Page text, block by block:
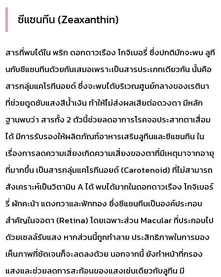
ซีแซนทีน (Zeaxanthin)
สารที่พบได้ใน พริก ดอกดาวเรือง โกจิเบอรี่ ซึ่งปกติมักจะพบ ลูที
นกับซีแซนทีนด้วยกันเสมอเพราะเป็นสารประเภทเดียวกัน นั้นคือ
สารกลุ่มแคโรทีนอยด์ ซึ่งจะพบได้บริเวณศูนย์กลางของเรตินา
ที่ช่วยดูดซับแสงสีน้ำเงิน ทำให้ไม่ส่งผลเสียต่อดวงดา มีหลัก
ฐานพบว่า สารทั้ง 2 ตัวนี้ช่วยลดอาการโรคจอประสาทตาเสื่อม
ได้ มีการรับรองให้ผลิตภัณฑ์อาหารเสริมลูทีนและซีแซนทีน ใน
เรื่องการลดความเสี่ยงเกิดความเสี่ยงของตาที่มีเหตุมาจากอายุ
ที่มากขึ้น เป็นสารกลุ่มแคโรทีนอยด์ (Carotenoid) ที่ไม่สามารถ
สังเคราะห์เป็นวิตามิน A ได้ พบได้มากในดอกดาวเรือง โกจิเบอร์
รี่ ผักคะน้า แตงกวาและฟักทอง ซึ่งซีแซนทีนเป็นองค์ประกอบ
สำคัญในจอตา (Retina) โดยเฉพาะส่วน Macular ที่ประกอบไป
ด้วยเซลล์รับแสง หากส่วนนี้ถูกทำลาย ประสิทธิภาพในการมอง
เห็นภาพที่ชัดเจนก็จะลดลงด้วย นอกจากนี้ ยังทำหน้าที่กรอง
แสงและช่วยลดการสะท้อนของแสงเช่นเดียวกับลูทีน มี